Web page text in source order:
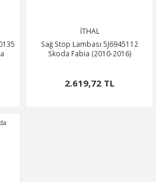
İTHAL
Sağ Stop Lambası 5J6945112
Skoda Fabia (2010-2016)
2.619,72 TL